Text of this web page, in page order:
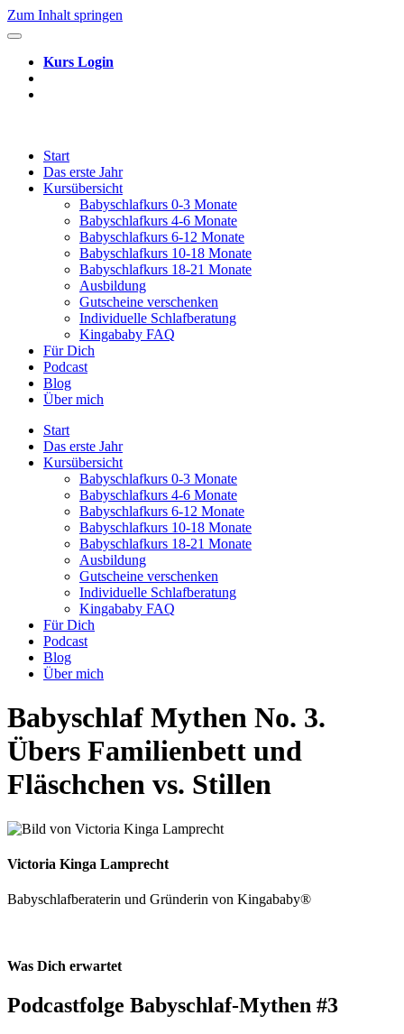
Zum Inhalt springen
Kurs Login
Start
Das erste Jahr
Kursübersicht
Babyschlafkurs 0-3 Monate
Babyschlafkurs 4-6 Monate
Babyschlafkurs 6-12 Monate
Babyschlafkurs 10-18 Monate
Babyschlafkurs 18-21 Monate
Ausbildung
Gutscheine verschenken
Individuelle Schlafberatung
Kingababy FAQ
Für Dich
Podcast
Blog
Über mich
Start
Das erste Jahr
Kursübersicht
Babyschlafkurs 0-3 Monate
Babyschlafkurs 4-6 Monate
Babyschlafkurs 6-12 Monate
Babyschlafkurs 10-18 Monate
Babyschlafkurs 18-21 Monate
Ausbildung
Gutscheine verschenken
Individuelle Schlafberatung
Kingababy FAQ
Für Dich
Podcast
Blog
Über mich
Babyschlaf Mythen No. 3.
Übers Familienbett und
Fläschchen vs. Stillen
Victoria Kinga Lamprecht
Babyschlafberaterin und Gründerin von Kingababy®
Was Dich erwartet
Podcastfolge Babyschlaf-Mythen #3